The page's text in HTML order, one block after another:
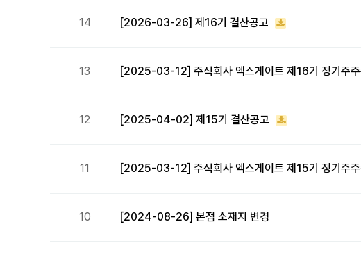
14 [2026-03-26] 제16기 결산공고
13 [2025-03-12] 주식회사 엑스게이트 제16기 정기주주
12 [2025-04-02] 제15기 결산공고
11 [2025-03-12] 주식회사 엑스게이트 제15기 정기주주
10 [2024-08-26] 본점 소재지 변경